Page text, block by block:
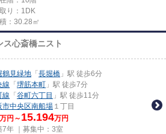
り：1DK
：30.28㎡
ス心斎橋ニスト
鶴見緑地 「 長堀橋 」駅 徒歩6分
線 「 堺筋本町 」駅 徒歩7分
線 「 谷町六丁目 」駅 徒歩11分
市中央区南船場 １丁目
万円～ 15.194万円
年 ｜募集中： 3室